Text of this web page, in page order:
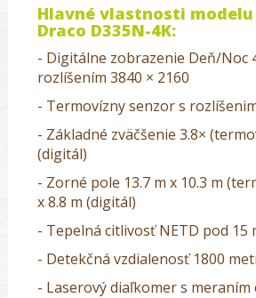
Hlavné vlastnosti
Draco D335N-4K:
- Digitálne zobrazenie Deň/Noc
rozlíšením 3840 × 2160
- Termovízny senzor s
- Základné zväčšenie 3.8×
(digitál)
- Zorné pole 13.7 m x 10.3 m
x 8.8 m (digitál)
- Tepelná citlivosť NETD pod 15
- Detekčná vzdialenosť 1800
- Laserový diaľkomer s